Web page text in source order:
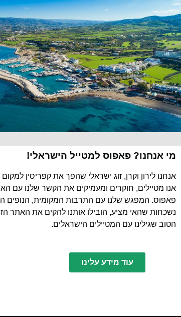
מי אנחנו? פאפוס למטייל הישראלי!
אנחנו לירון וקרן, זוג ישראלי שהפך את קפריסין
אנו מטיילים, חוקרים ומעמיקים את הקשר שלנו עם
פאפוס. המפגש שלנו עם התרבות המקומית, הנופים
נשכחות שהאי מציע, הובילו אותנו להקים את האתר
הטוב שגילינו עם המטיילים הישראלים.
עוד מידע עלינו